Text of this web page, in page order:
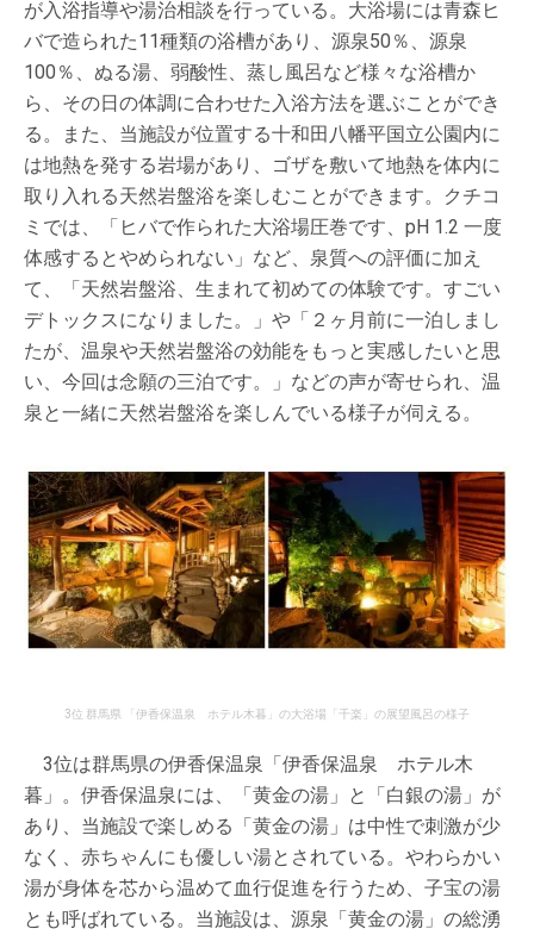
が入浴指導や湯治相談を行っている。大浴場には青森ヒ
バで造られた11種類の浴槽があり、源泉50％、源泉
100％、ぬる湯、弱酸性、蒸し風呂など様々な浴槽か
ら、その日の体調に合わせた入浴方法を選ぶことができ
る。また、当施設が位置する十和田八幡平国立公園内に
は地熱を発する岩場があり、ゴザを敷いて地熱を体内に
取り入れる天然岩盤浴を楽しむことができます。クチコ
ミでは、「ヒバで作られた大浴場圧巻です、pH 1.2 一度
体感するとやめられない」など、泉質への評価に加え
て、「天然岩盤浴、生まれて初めての体験です。すごい
デトックスになりました。」や「２ヶ月前に一泊しまし
たが、温泉や天然岩盤浴の効能をもっと実感したいと思
い、今回は念願の三泊です。」などの声が寄せられ、温
泉と一緒に天然岩盤浴を楽しんでいる様子が伺える。
3位 群馬県 「伊香保温泉 ホテル木暮」の大浴場「千楽」の展望風呂の様子
3位は群馬県の伊香保温泉「伊香保温泉 ホテル木
暮」。伊香保温泉には、「黄金の湯」と「白銀の湯」が
あり、当施設で楽しめる「黄金の湯」は中性で刺激が少
なく、赤ちゃんにも優しい湯とされている。やわらかい
湯が身体を芯から温めて血行促進を行うため、子宝の湯
とも呼ばれている。当施設は、源泉「黄金の湯」の総湧